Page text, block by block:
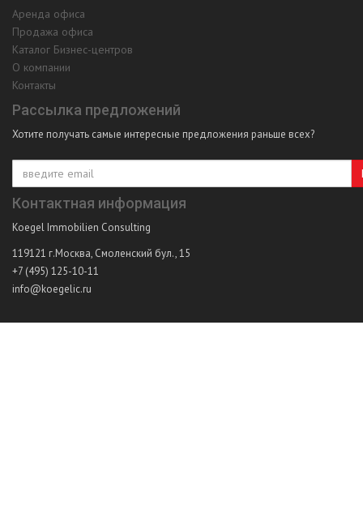
Аренда офиса
Продажа офиса
Каталог Бизнес-центров
О компании
Контакты
Рассылка предложений
Хотите получать самые интересные предложения раньше всех?
Контактная информация
Koegel Immobilien Consulting
119121 г.Москва, Смоленский бул., 15
+7 (495) 125-10-11
info@koegelic.ru